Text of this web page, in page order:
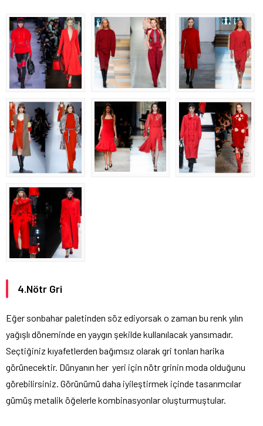
4.Nötr Gri
Eğer sonbahar paletinden söz ediyorsak o zaman bu renk yılın
yağışlı döneminde en yaygın şekilde kullanılacak yansımadır.
Seçtiğiniz kıyafetlerden bağımsız olarak gri tonları harika
görünecektir. Dünyanın her yeri için nötr grinin moda olduğunu
görebilirsiniz. Görünümü daha iyileştirmek içinde tasarımcılar
gümüş metalik öğelerle kombinasyonlar oluşturmuştular.